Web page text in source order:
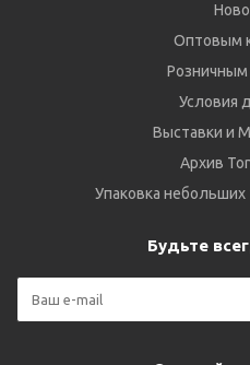
Оптовым
Условия
Выставки и
Архив
Упаковка небольших
Будьте